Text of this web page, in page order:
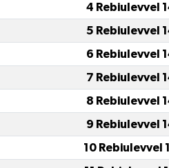
4 Rebiulevvel
5 Rebiulevvel
6 Rebiulevvel
7 Rebiulevvel
8 Rebiulevvel
9 Rebiulevvel
10 Rebiulevvel